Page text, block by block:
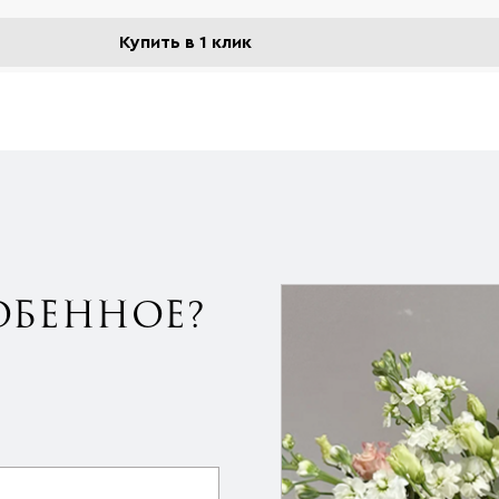
Купить в 1 клик